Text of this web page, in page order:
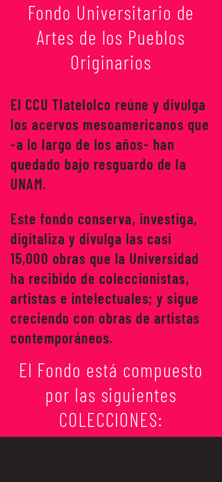
Fondo Universitario de
Artes de los Pueblos
Originarios
El CCU Tlatelolco reúne y divulga
los acervos mesoamericanos que
-a lo largo de los años- han
quedado bajo resguardo de la
UNAM.
Este fondo conserva, investiga,
digitaliza y divulga las casi
15,000 obras que la Universidad
ha recibido de coleccionistas,
artistas e intelectuales; y sigue
creciendo con obras de artistas
contemporáneos.
El Fondo está compuesto
por las siguientes
COLECCIONES: